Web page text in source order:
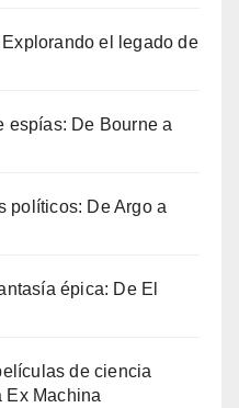
el legado de
espías: De Bourne a
políticos: De Argo a
épica: De El
de ciencia
Ex Machina